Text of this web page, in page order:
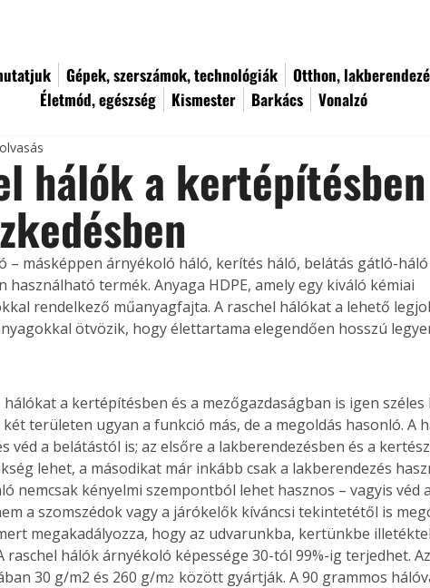
Gépek, szerszámok, technológiák Otthon,
Életmód, egészség
Kismester Barkács Vonalzó
hálók a
– másképpen árnyékoló háló, kerítés háló, belátás gátló-
használható termék. Anyaga HDPE, amely egy kiváló kémiai
rendelkező műanyagfajta. A raschel hálókat a lehető
ötvözik, hogy élettartama elegendően hosszú
a kertépítésben és a mezőgazdaságban is igen
két területen ugyan a funkció más, de a megoldás hasonló. A
véd a belátástól is; az elsőre a lakberendezésben és a
lehet, a másodikat már inkább csak a lakberendezés
nemcsak kényelmi szempontból lehet hasznos – vagyis véd
a szomszédok vagy a járókelők kíváncsi tekintetétől is
megakadályozza, hogy az udvarunkba, kertünkbe
raschel hálók árnyékoló képessége 30-tól 99%-ig terjedhet.
30 g/m2 és 260 g/m2 között gyártják. A 90 grammos